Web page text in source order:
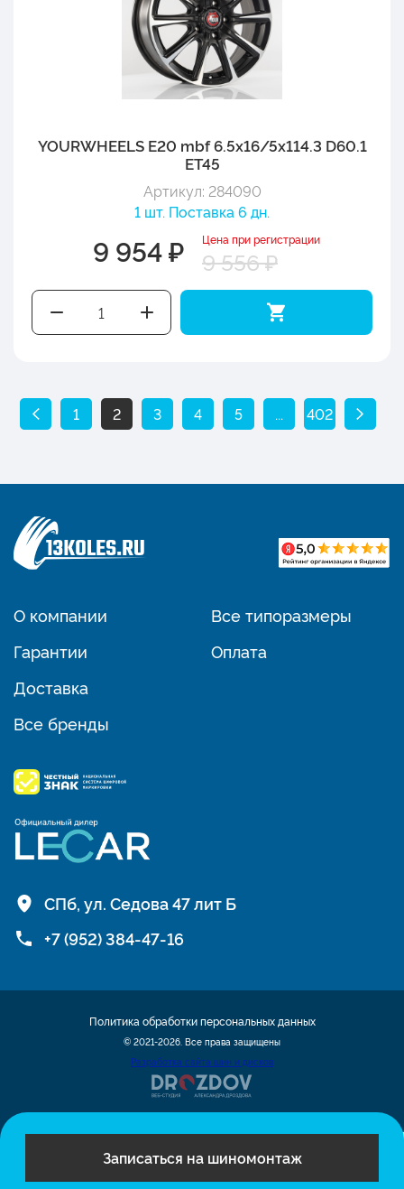
Записаться на шиномонтаж
YOURWHEELS E20 mbf 6.5x16/5x114.3 D60.1
ET45
Артикул: 284090
1 шт. Поставка 6 дн.
9 954 ₽ Цена при регистрации
9 556 ₽
1 2 3 4 5 ... 402
О компании
Гарантии
Доставка
Все бренды
Все типоразмеры
Оплата
СПб, ул. Седова 47 лит Б
+7 (952) 384-47-16
© 2021-2026. Все права защищены
Разработка сайта шин и дисков
Политика обработки персональных данных